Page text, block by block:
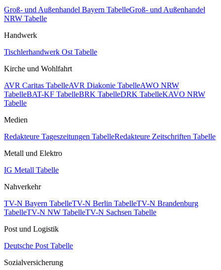
Groß- und Außenhandel Bayern TabelleGroß- und Außenhandel
NRW Tabelle
Handwerk
Tischlerhandwerk Ost Tabelle
Kirche und Wohlfahrt
AVR Caritas TabelleAVR Diakonie TabelleAWO NRW
TabelleBAT-KF TabelleBRK TabelleDRK TabelleKAVO NRW
Tabelle
Medien
Redakteure Tageszeitungen TabelleRedakteure Zeitschriften Tabelle
Metall und Elektro
IG Metall Tabelle
Nahverkehr
TV-N Bayern TabelleTV-N Berlin TabelleTV-N Brandenburg
TabelleTV-N NW TabelleTV-N Sachsen Tabelle
Post und Logistik
Deutsche Post Tabelle
Sozialversicherung